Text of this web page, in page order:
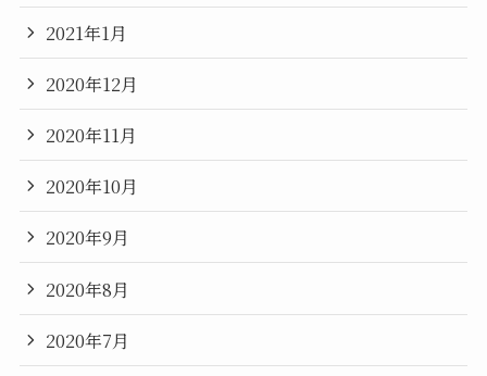
2021年1月
2020年12月
2020年11月
2020年10月
2020年9月
2020年8月
2020年7月